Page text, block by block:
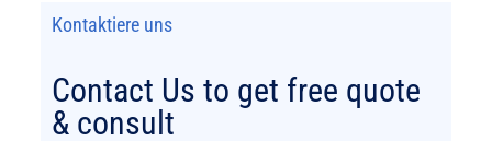
Kontaktiere uns
Contact Us to get free quote
& consult